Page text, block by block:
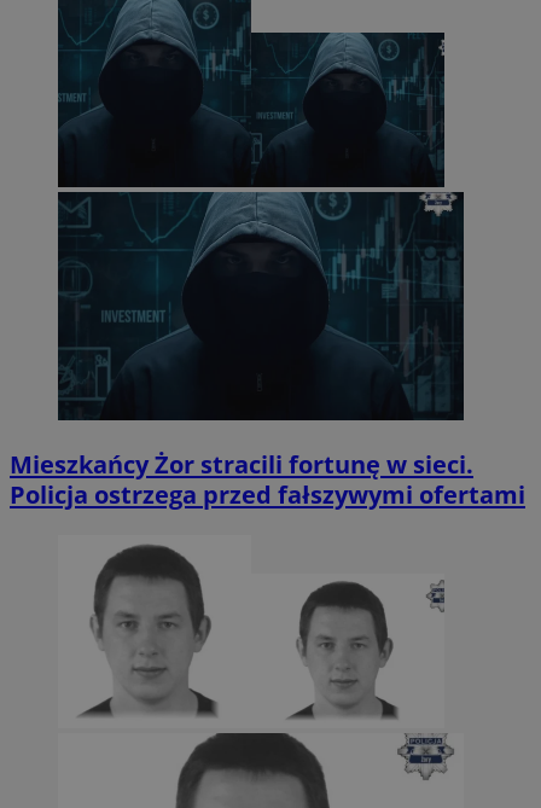
Mieszkańcy Żor stracili fortunę w sieci.
Policja ostrzega przed fałszywymi ofertami